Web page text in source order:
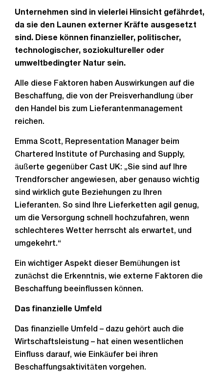
Unternehmen sind in vielerlei Hinsicht gefährdet,
da sie den Launen externer Kräfte ausgesetzt
sind. Diese können finanzieller, politischer,
technologischer, soziokultureller oder
umweltbedingter Natur sein.
Alle diese Faktoren haben Auswirkungen auf die
Beschaffung, die von der Preisverhandlung über
den Handel bis zum Lieferantenmanagement
reichen.
Emma Scott, Representation Manager beim
Chartered Institute of Purchasing and Supply,
äußerte gegenüber Cast UK: „Sie sind auf Ihre
Trendforscher angewiesen, aber genauso wichtig
sind wirklich gute Beziehungen zu Ihren
Lieferanten. So sind Ihre Lieferketten agil genug,
um die Versorgung schnell hochzufahren, wenn
schlechteres Wetter herrscht als erwartet, und
umgekehrt.“
Ein wichtiger Aspekt dieser Bemühungen ist
zunächst die Erkenntnis, wie externe Faktoren die
Beschaffung beeinflussen können.
Das finanzielle Umfeld
Das finanzielle Umfeld – dazu gehört auch die
Wirtschaftsleistung – hat einen wesentlichen
Einfluss darauf, wie Einkäufer bei ihren
Beschaffungsaktivitäten vorgehen.